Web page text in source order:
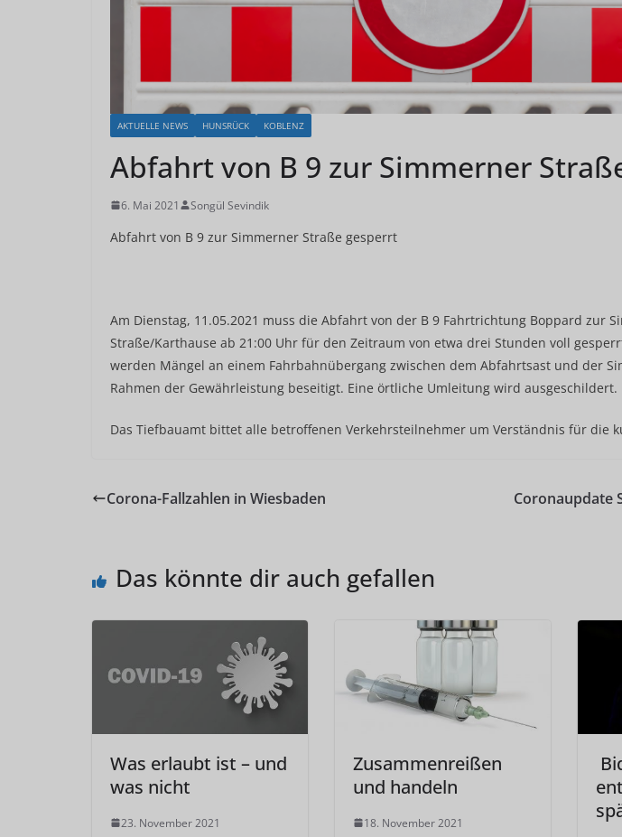
AKTUELLE NEWS HUNSRÜCK KOBLENZ
Abfahrt von B 9 zur Simmerner
6. Mai 2021 Songül Sevindik
Abfahrt von B 9 zur Simmerner Straße gesperrt
Am Dienstag, 11.05.2021 muss die Abfahrt von der B 9 Fahrtrichtung Boppard zur
Straße/Karthause ab 21:00 Uhr für den Zeitraum von etwa drei Stunden voll
werden Mängel an einem Fahrbahnübergang zwischen dem Abfahrtsast und der
Rahmen der Gewährleistung beseitigt. Eine örtliche Umleitung wird ausgeschildert.
Das Tiefbauamt bittet alle betroffenen Verkehrsteilnehmer um Verständnis für die
Corona-Fallzahlen in Wiesbaden
Coronaupdate
Das könnte dir auch gefallen
Was erlaubt ist – und
was nicht
23. November 2021
Zusammenreißen
und handeln
18. November 2021